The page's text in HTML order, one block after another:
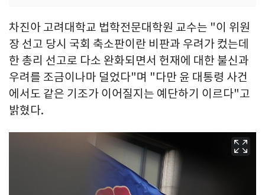
차진아 고려대학교 법학전문대학원 교수는 "이 위원
장 선고 당시 국회 축소판이란 비판과 우려가 컸는데
한 총리 선고로 다소 완화되면서 헌재에 대한 불신과
우려를 조금이나마 덜었다"며 "다만 윤 대통령 사건
에서도 같은 기조가 이어질지는 예단하기 이르다"고
밝혔다.